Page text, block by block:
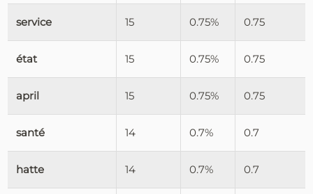
service 15 0.75% 0.75
état 15 0.75% 0.75
april 15 0.75% 0.75
santé 14 0.7% 0.7
hatte 14 0.7% 0.7